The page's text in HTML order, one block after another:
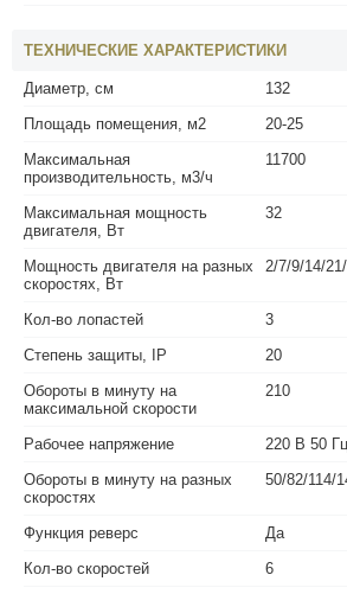
ТЕХНИЧЕСКИЕ ХАРАКТЕРИСТИКИ
Диаметр, см
132
Площадь помещения, м2
20-25
Максимальная
производительность, м3/ч
11700
Максимальная мощность
двигателя, Вт
32
Мощность двигателя на разных
скоростях, Вт
2/7/9/14/
Кол-во лопастей
3
Степень защиты, IP
20
Обороты в минуту на
максимальной скорости
210
Рабочее напряжение
220 В 50 Гц
Обороты в минуту на разных
скоростях
50/82/114/
Функция реверс
Да
Кол-во скоростей
6